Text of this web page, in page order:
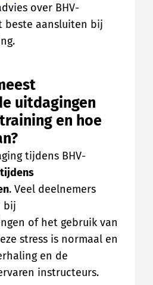
over BHV-
beste aansluiten bij
uitdagingen
en hoe
tijdens BHV-
. Veel deelnemers
bij
of het gebruik van
stress is normaal en
en de
instructeurs.